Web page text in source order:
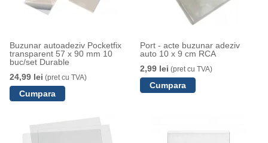
Buzunar autoadeziv Pocketfix
transparent 57 x 90 mm 10
buc/set Durable
24,99 lei (pret cu TVA)
Port - acte buzunar adeziv
auto 10 x 9 cm RCA
2,99 lei (pret cu TVA)